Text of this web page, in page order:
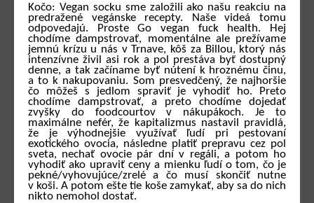
Kočo: Vegan socku sme založili ako našu reakciu na
predražené vegánske recepty. Naše videá tomu
odpovedajú. Proste Go vegan fuck health. Hej
chodíme dampstrovať, momentálne ale prežívame
jemnú krízu u nás v Trnave, kôš za Billou, ktorý nás
intenzívne živil asi rok a pol prestáva byť dostupný
denne, a tak začíname byť nútení k hroznému činu,
a to k nakupovaniu. Som presvedčený, že najhoršie
čo môžeš s jedlom spraviť je vyhodiť ho. Preto
chodíme dampstrovať, a preto chodíme dojedať
zvyšky do foodcourtov v nákupákoch. Je to
maximálne nefér, že kapitalizmus nastavil pravidlá,
že je výhodnejšie využívať ľudí pri pestovaní
exotického ovocia, následne platiť prepravu cez pol
sveta, nechať ovocie pár dní v regáli, a potom ho
vyhodiť ako upraviť ceny a mienku ľudí o tom, čo je
pekné/vyhovujúce/zrelé a čo musí skončiť nutne
v koši. A potom ešte tie koše zamykať, aby sa do nich
nikto nemohol dostať.